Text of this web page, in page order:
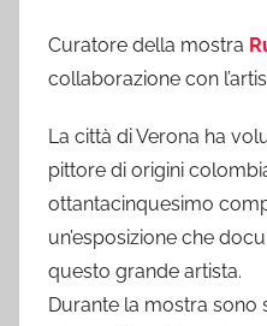
Curatore della mostra
collaborazione con
La città di Verona ha
pittore di origini
ottantacinquesimo
un’esposizione che
questo grande artista.
Durante la mostra sono